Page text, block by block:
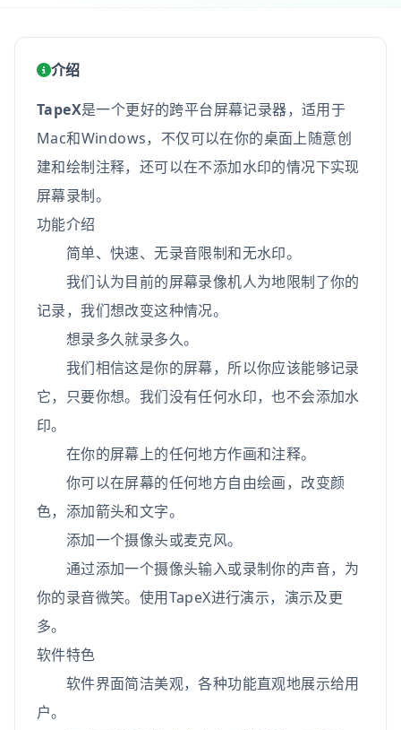
介绍
TapeX是一个更好的跨平台屏幕记录器，适用于
Mac和Windows，不仅可以在你的桌面上随意创
建和绘制注释，还可以在不添加水印的情况下实现
屏幕录制。
功能介绍
简单、快速、无录音限制和无水印。
我们认为目前的屏幕录像机人为地限制了你的
记录，我们想改变这种情况。
想录多久就录多久。
我们相信这是你的屏幕，所以你应该能够记录
它，只要你想。我们没有任何水印，也不会添加水
印。
在你的屏幕上的任何地方作画和注释。
你可以在屏幕的任何地方自由绘画，改变颜
色，添加箭头和文字。
添加一个摄像头或麦克风。
通过添加一个摄像头输入或录制你的声音，为
你的录音微笑。使用TapeX进行演示，演示及更
多。
软件特色
软件界面简洁美观，各种功能直观地展示给用
户。